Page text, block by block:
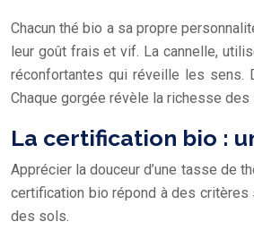
Chacun thé bio a sa propre
leur goût frais et vif. La cannelle,
réconfortantes qui réveille les sens.
Chaque gorgée révèle la richesse
La certification bio :
Apprécier la douceur d’une tasse de
certification bio répond à des critères
des sols.